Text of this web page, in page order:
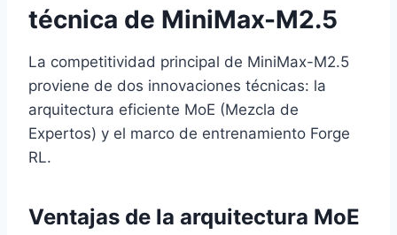
técnica de MiniMax-M2.5
La competitividad principal de MiniMax-M2.5
proviene de dos innovaciones técnicas: la
arquitectura eficiente MoE (Mezcla de
Expertos) y el marco de entrenamiento Forge
RL.
Ventajas de la arquitectura MoE